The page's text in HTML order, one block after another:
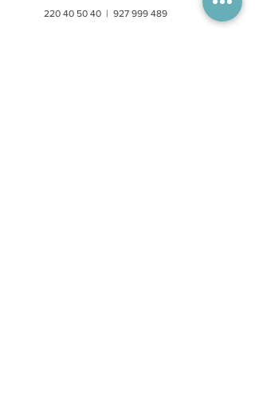
220 40 50 40 | 927 999 489